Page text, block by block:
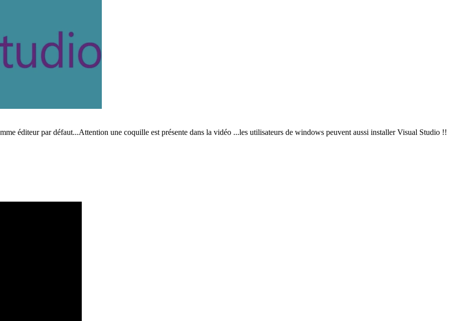
éditeur par défaut...Attention une coquille est présente dans la vidéo ...les utilisateurs de windows peuvent aussi installer Visual Studio !!